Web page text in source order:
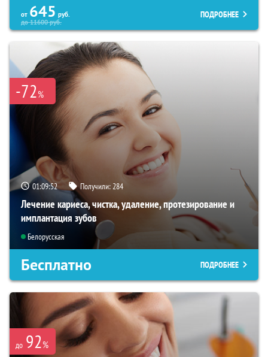
от 645 руб.
до11600руб.
ПОДРОБНЕЕ
-72%
01:09:51 Получили:284
Лечение кариеса, чистка, удаление, протезирование и
имплантация зубов
Белорусская
Бесплатно ПОДРОБНЕЕ
до 92%